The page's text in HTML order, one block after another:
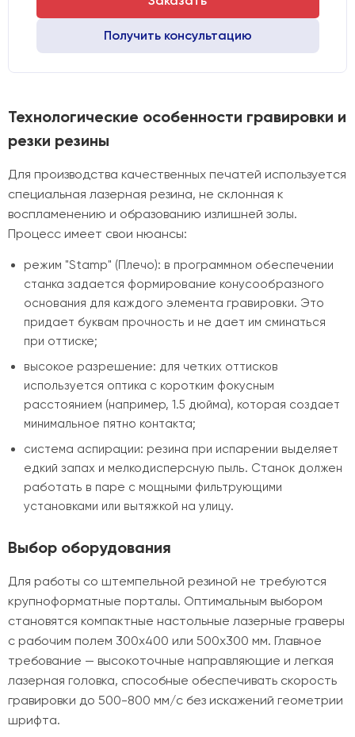
Получить консультацию
Технологические особенности гравировки и
резки резины
Для производства качественных печатей используется
специальная лазерная резина, не склонная к
воспламенению и образованию излишней золы.
Процесс имеет свои нюансы:
режим "Stamp" (Плечо): в программном обеспечении
станка задается формирование конусообразного
основания для каждого элемента гравировки. Это
придает буквам прочность и не дает им сминаться
при оттиске;
высокое разрешение: для четких оттисков
используется оптика с коротким фокусным
расстоянием (например, 1.5 дюйма), которая создает
минимальное пятно контакта;
система аспирации: резина при испарении выделяет
едкий запах и мелкодисперсную пыль. Станок должен
работать в паре с мощными фильтрующими
установками или вытяжкой на улицу.
Выбор оборудования
Для работы со штемпельной резиной не требуются
крупноформатные порталы. Оптимальным выбором
становятся компактные настольные лазерные граверы
с рабочим полем 300х400 или 500х300 мм. Главное
требование — высокоточные направляющие и легкая
лазерная головка, способные обеспечивать скорость
гравировки до 500-800 мм/с без искажений геометрии
шрифта.